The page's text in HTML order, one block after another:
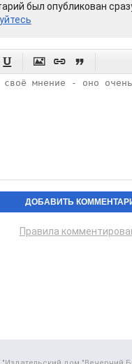
был опубликован
   
Правила